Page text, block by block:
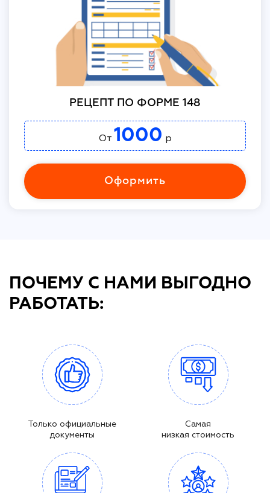
РЕЦЕПТ ПО ФОРМЕ 148
От 1000 р
Оформить
ПОЧЕМУ С НАМИ ВЫГОДНО
РАБОТАТЬ:
Только официальные
документы
Самая
низкая стоимость